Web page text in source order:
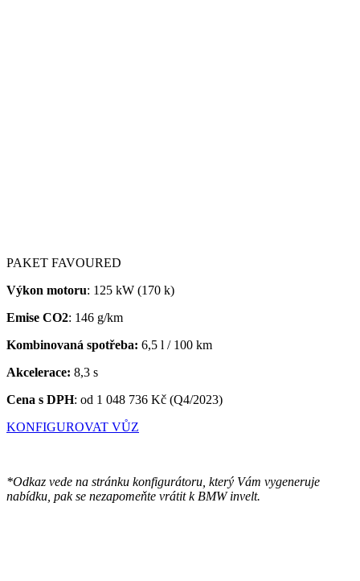
PAKET FAVOURED
Výkon motoru: 125 kW (170 k)
Emise CO2: 146 g/km
Kombinovaná spotřeba: 6,5 l / 100 km
Akcelerace: 8,3 s
Cena s DPH: od 1 048 736 Kč (Q4/2023)
KONFIGUROVAT VŮZ
*Odkaz vede na stránku konfigurátoru, který Vám vygeneruje
nabídku, pak se nezapomeňte vrátit k BMW invelt.